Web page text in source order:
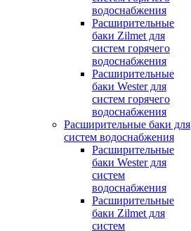
водоснабжения
Расширительные
баки Zilmet для
систем горячего
водоснабжения
Расширительные
баки Wester для
систем горячего
водоснабжения
Расширительные баки для
систем водоснабжения
Расширительные
баки Wester для
систем
водоснабжения
Расширительные
баки Zilmet для
систем